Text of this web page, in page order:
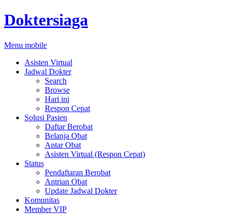
Doktersiaga
Menu mobile
Asisten Virtual
Jadwal Dokter
Search
Browse
Hari ini
Respon Cepat
Solusi Pasien
Daftar Berobat
Belanja Obat
Antar Obat
Asisten Virtual (Respon Cepat)
Status
Pendaftaran Berobat
Antrian Obat
Update Jadwal Dokter
Komunitas
Member VIP